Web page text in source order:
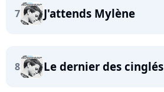
7 J'attends Mylène
8 Le dernier des cinglés